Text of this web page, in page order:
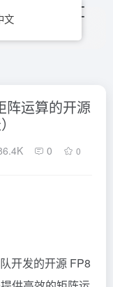
阵运算的开源
0 0
开发的开源 FP8
文